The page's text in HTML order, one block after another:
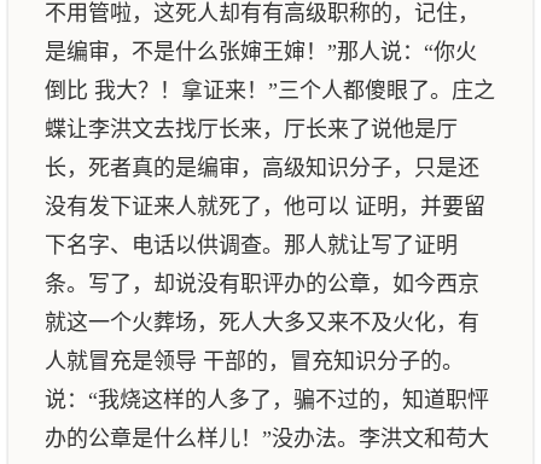
不用管啦，这死人却有有高级职称的，记住，
是编审，不是什么张婶王婶！”那人说：“你火
倒比 我大？！拿证来！”三个人都傻眼了。庄之
蝶让李洪文去找厅长来，厅长来了说他是厅
长，死者真的是编审，高级知识分子，只是还
没有发下证来人就死了，他可以 证明，并要留
下名字、电话以供调查。那人就让写了证明
条。写了，却说没有职评办的公章，如今西京
就这一个火葬场，死人大多又来不及火化，有
人就冒充是领导 干部的，冒充知识分子的。
说：“我烧这样的人多了，骗不过的，知道职怦
办的公章是什么样儿！”没办法。李洪文和苟大